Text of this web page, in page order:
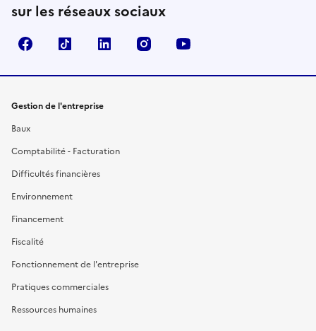
sur les réseaux sociaux
FacebookTikTok Linkedin Instagram
Gestion de l'entreprise
Baux
Comptabilité - Facturation
Difficultés financières
Environnement
Financement
Fiscalité
Fonctionnement de l'entreprise
Pratiques commerciales
Ressources humaines